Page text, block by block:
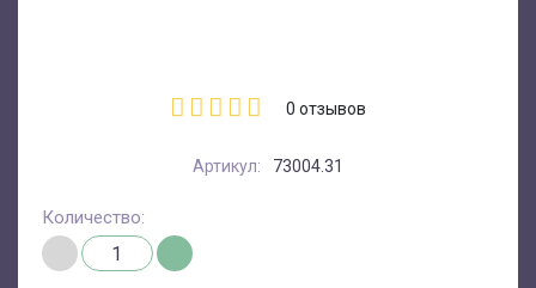
0 отзывов
Артикул: 73004.31
Количество: